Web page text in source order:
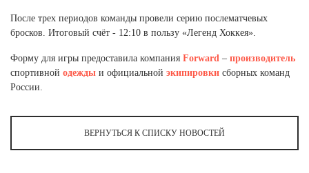
После трех периодов команды провели серию послематчевых
бросков. Итоговый счёт - 12:10 в пользу «Легенд Хоккея».
Форму для игры предоставила компания Forward – производитель
спортивной одежды и официальной экипировки сборных команд
России.
ВЕРНУТЬСЯ К СПИСКУ НОВОСТЕЙ